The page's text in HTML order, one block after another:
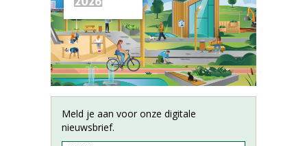
Meld je aan voor onze digitale
nieuwsbrief.